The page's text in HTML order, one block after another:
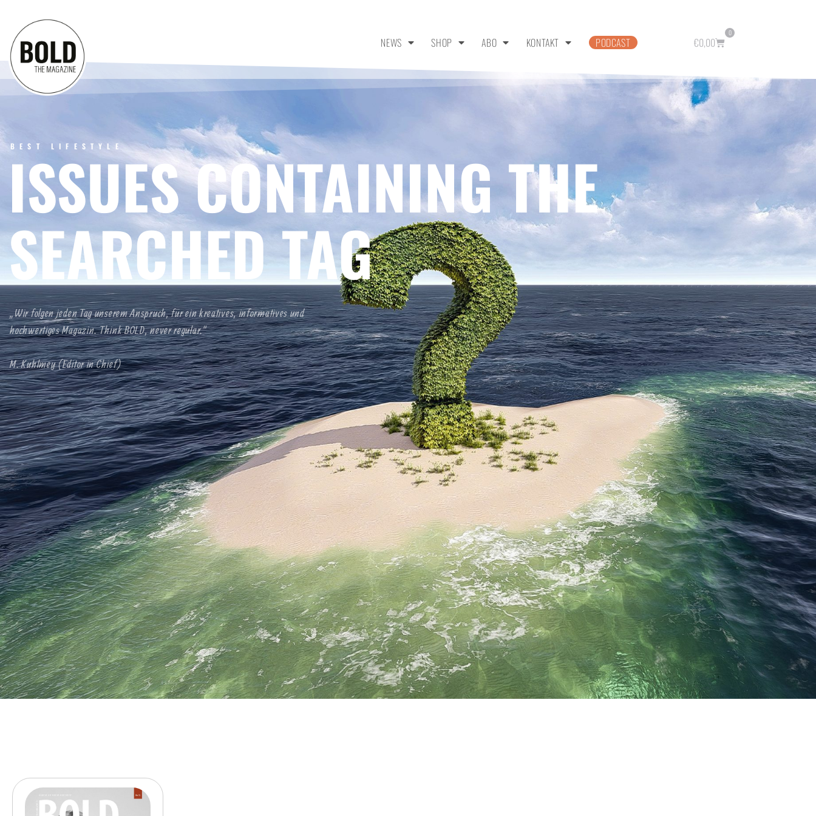
NEWS SHOP ABO KONTAKT PODCAST €0,00
0
BEST LIFESTYLE
ISSUES CONTAINING THE
SEARCHED TAG
„Wir folgen jeden Tag unserem Anspruch, für ein kreatives, informatives und
hochwertiges Magazin. Think BOLD, never regular.“
M. Kuhlmey (Editor in Chief)